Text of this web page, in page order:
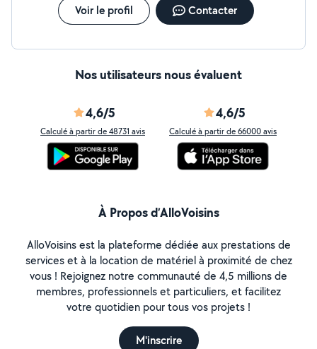
Voir le profil Contacter
Nos utilisateurs nous évaluent
4,6/5
Calculé à partir de 48731 avis
4,6/5
Calculé à partir de 66000 avis
À Propos d’AlloVoisins
AlloVoisins est la plateforme dédiée aux prestations de
services et à la location de matériel à proximité de chez
vous ! Rejoignez notre communauté de 4,5 millions de
membres, professionnels et particuliers, et facilitez
votre quotidien pour tous vos projets !
M'inscrire